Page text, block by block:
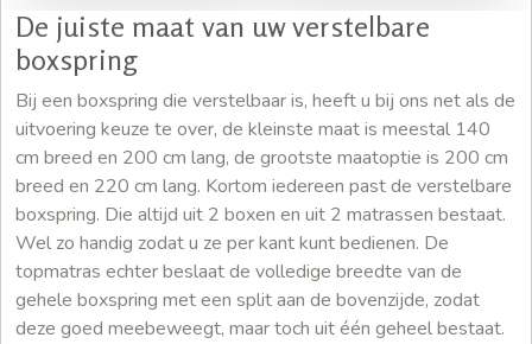
De juiste maat van uw verstelbare
boxspring
Bij een boxspring die verstelbaar is, heeft u bij ons net als de
uitvoering keuze te over, de kleinste maat is meestal 140
cm breed en 200 cm lang, de grootste maatoptie is 200 cm
breed en 220 cm lang. Kortom iedereen past de verstelbare
boxspring. Die altijd uit 2 boxen en uit 2 matrassen bestaat.
Wel zo handig zodat u ze per kant kunt bedienen. De
topmatras echter beslaat de volledige breedte van de
gehele boxspring met een split aan de bovenzijde, zodat
deze goed meebeweegt, maar toch uit één geheel bestaat.